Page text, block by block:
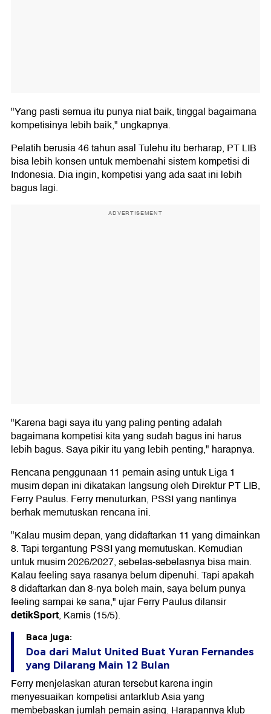
"Yang pasti semua itu punya niat baik, tinggal bagaimana
kompetisinya lebih baik," ungkapnya.
Pelatih berusia 46 tahun asal Tulehu itu berharap, PT LIB
bisa lebih konsen untuk membenahi sistem kompetisi di
Indonesia. Dia ingin, kompetisi yang ada saat ini lebih
bagus lagi.
ADVERTISEMENT
"Karena bagi saya itu yang paling penting adalah
bagaimana kompetisi kita yang sudah bagus ini harus
lebih bagus. Saya pikir itu yang lebih penting," harapnya.
Rencana penggunaan 11 pemain asing untuk Liga 1
musim depan ini dikatakan langsung oleh Direktur PT LIB,
Ferry Paulus. Ferry menuturkan, PSSI yang nantinya
berhak memutuskan rencana ini.
"Kalau musim depan, yang didaftarkan 11 yang dimainkan
8. Tapi tergantung PSSI yang memutuskan. Kemudian
untuk musim 2026/2027, sebelas-sebelasnya bisa main.
Kalau feeling saya rasanya belum dipenuhi. Tapi apakah
8 didaftarkan dan 8-nya boleh main, saya belum punya
feeling sampai ke sana," ujar Ferry Paulus dilansir
detikSport, Kamis (15/5).
Baca juga:
Doa dari Malut United Buat Yuran Fernandes
yang Dilarang Main 12 Bulan
Ferry menjelaskan aturan tersebut karena ingin
menyesuaikan kompetisi antarklub Asia yang
membebaskan jumlah pemain asing. Harapannya klub